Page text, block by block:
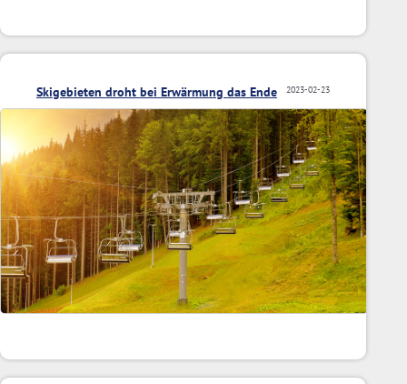
2023-02-23
Skigebieten droht bei Erwärmung das Ende